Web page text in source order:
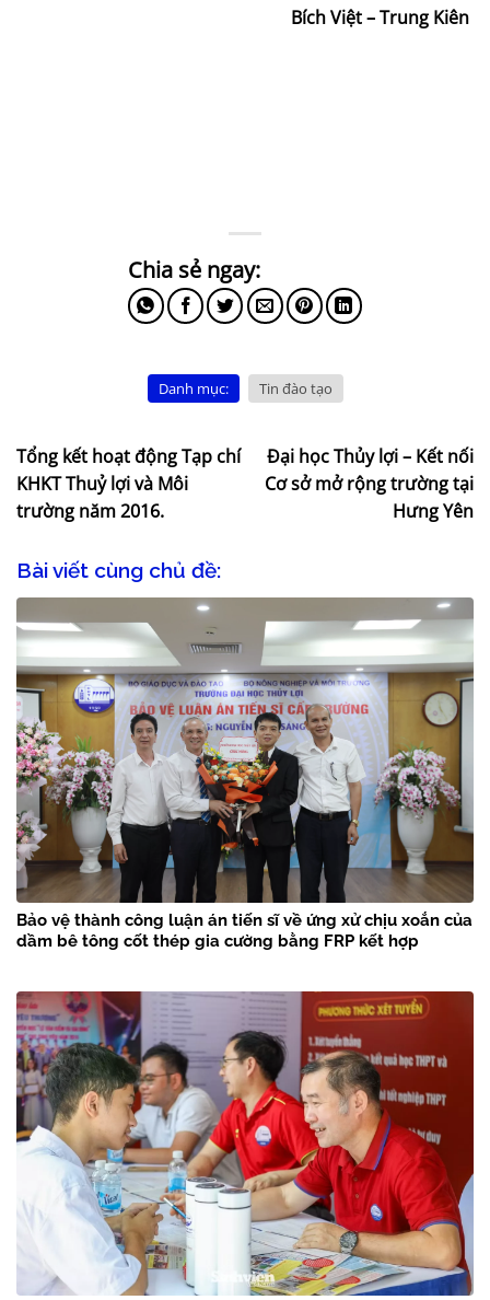
Bích Việt – Trung Kiên
Danh mục: Tin đào tạo
Tổng kết hoạt động Tạp chí
KHKT Thuỷ lợi và Môi
trường năm 2016.
Đại học Thủy lợi – Kết nối
Cơ sở mở rộng trường tại
Hưng Yên
Bài viết cùng chủ đề:
Bảo vệ thành công luận án tiến sĩ về ứng xử chịu xoắn của
dầm bê tông cốt thép gia cường bằng FRP kết hợp